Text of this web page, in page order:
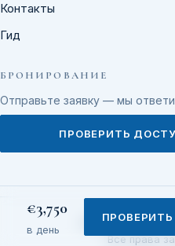
€3,750
в день
Контакты
Гид
БРОНИРОВАНИЕ
Отправьте заявку — мы
ПРОВЕРИТЬ
© 2026 Saint-
Все права